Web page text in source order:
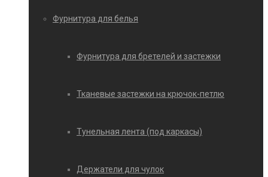
Фурнитура для белья
Фурнитура для бретелей и застежки
Тканевые застежки на крючок-петлю
Тунельная лента (под каркасы)
Держатели для чулок